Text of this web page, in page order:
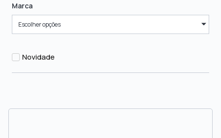
Marca
Escolher opções
Novidade